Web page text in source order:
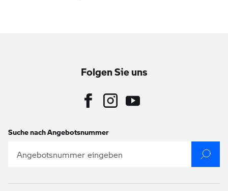
Folgen Sie uns
Suche nach Angebotsnummer